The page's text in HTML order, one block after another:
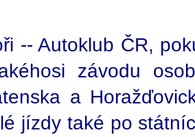
-- Autoklub ČR,
závodu
a
jízdy také po